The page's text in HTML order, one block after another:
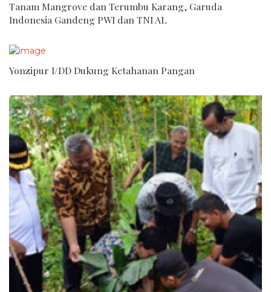
Tanam Mangrove dan Terumbu Karang, Garuda
Indonesia Gandeng PWI dan TNI AL
Yonzipur I/DD Dukung Ketahanan Pangan